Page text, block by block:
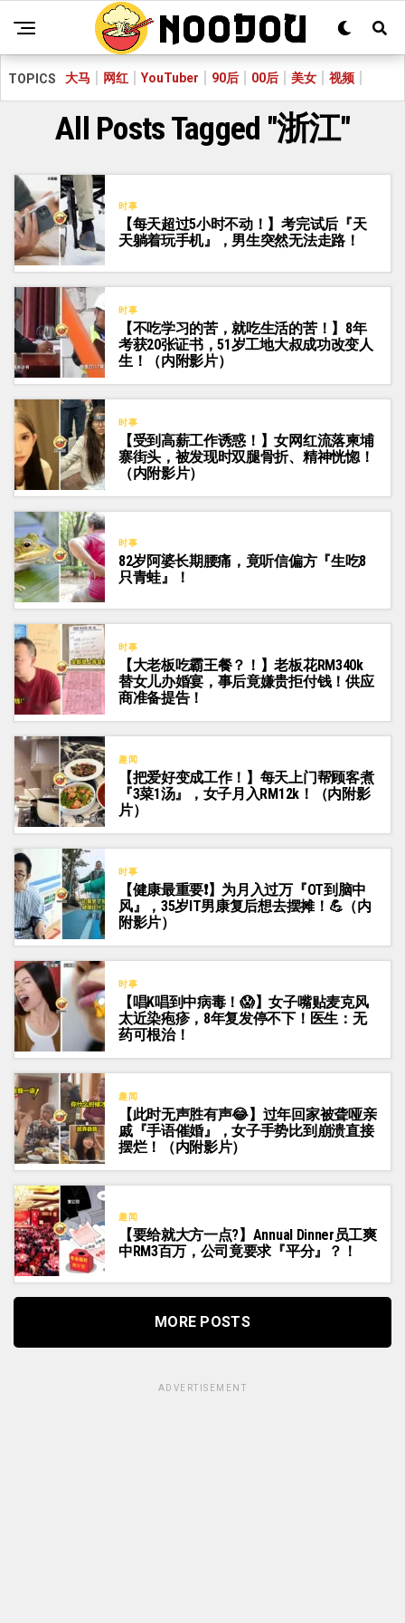
TOPICS 大马 网红 YouTuber 90后 00后 美女 视频
All Posts Tagged "浙江"
时事
【每天超过5小时不动！】考完试后『天
天躺着玩手机』，男生突然无法走路！
时事
【不吃学习的苦，就吃生活的苦！】8年
考获20张证书，51岁工地大叔成功改变人
生！（内附影片）
时事
【受到高薪工作诱惑！】女网红流落柬埔
寨街头，被发现时双腿骨折、精神恍惚！
（内附影片）
时事
82岁阿婆长期腰痛，竟听信偏方『生吃8
只青蛙』！
时事
【大老板吃霸王餐？！】老板花RM340k
替女儿办婚宴，事后竟嫌贵拒付钱！供应
商准备提告！
趣闻
【把爱好变成工作！】每天上门帮顾客煮
『3菜1汤』，女子月入RM12k！（内附影
片）
时事
【健康最重要❗】为月入过万『OT到脑中
风』，35岁IT男康复后想去摆摊！💪（内
附影片）
时事
【唱K唱到中病毒！😱】女子嘴贴麦克风
太近染疱疹，8年复发停不下！医生：无
药可根治！
趣闻
【此时无声胜有声😂】过年回家被聋哑亲
戚『手语催婚』，女子手势比到崩溃直接
摆烂！（内附影片）
趣闻
【要给就大方一点?】Annual Dinner员工爽
中RM3百万，公司竟要求『平分』？！
MORE POSTS
ADVERTISEMENT